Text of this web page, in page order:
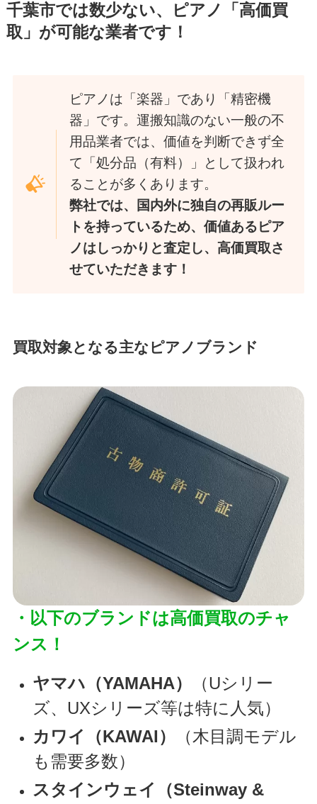
千葉市では数少ない、ピアノ「高価買
取」が可能な業者です！
ピアノは「楽器」であり「精密機
器」です。運搬知識のない一般の不
用品業者では、価値を判断できず全
て「処分品（有料）」として扱われ
ることが多くあります。
弊社では、国内外に独自の再販ルー
トを持っているため、価値あるピア
ノはしっかりと査定し、高価買取さ
せていただきます！
買取対象となる主なピアノブランド
・以下のブランドは高価買取のチャ
ンス！
ヤマハ（YAMAHA）
（Uシリー
ズ、UXシリーズ等は特に人気）
カワイ（KAWAI）
（木目調モデル
も需要多数）
スタインウェイ（Steinway &